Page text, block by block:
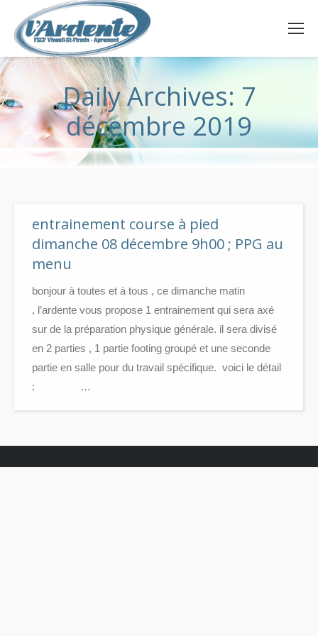
Daily Archives: 7
décembre 2019
entrainement course à pied
dimanche 08 décembre 9h00 ; PPG au
menu
bonjour à toutes et à tous , ce dimanche matin
, l’ardente vous propose 1 entrainement qui sera axé
sur de la préparation physique générale. il sera divisé
en 2 parties , 1 partie footing groupé et une seconde
partie en salle pour du travail spécifique. voici le détail
: …